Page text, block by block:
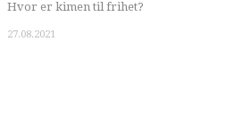
Hvor er kimen til frihet?
27.08.2021